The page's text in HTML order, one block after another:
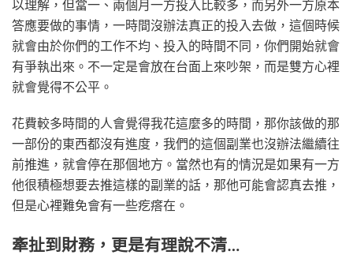
以理解，但當一、兩個月一方投入比較多，而另外一方原本
答應要做的事情，一時間沒辦法真正的投入去做，這個時候
就會由於你們的工作不均、投入的時間不同，你們開始就會
有爭執出來。不一定是會放在台面上來吵架，而是雙方心裡
就會覺得不公平。
花費較多時間的人會覺得我花這麼多的時間，那你該做的那
一部份的東西都沒有進度，我們的這個副業也沒辦法繼續往
前推進，就會停在那個地方。當然也有的情況是如果有一方
他很積極想要去推這樣的副業的話，那他可能會認真去推，
但是心裡難免會有一些疙瘩在。
牽扯到財務，更是有理說不清…